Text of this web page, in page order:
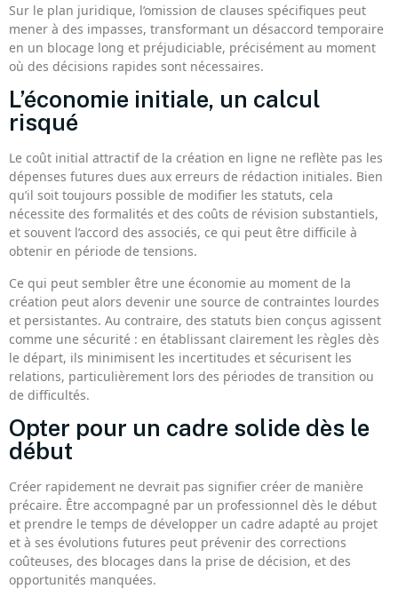
Sur le plan juridique, l’omission de clauses spécifiques peut
mener à des impasses, transformant un désaccord temporaire
en un blocage long et préjudiciable, précisément au moment
où des décisions rapides sont nécessaires.
L’économie initiale, un calcul
risqué
Le coût initial attractif de la création en ligne ne reflète pas les
dépenses futures dues aux erreurs de rédaction initiales. Bien
qu’il soit toujours possible de modifier les statuts, cela
nécessite des formalités et des coûts de révision substantiels,
et souvent l’accord des associés, ce qui peut être difficile à
obtenir en période de tensions.
Ce qui peut sembler être une économie au moment de la
création peut alors devenir une source de contraintes lourdes
et persistantes. Au contraire, des statuts bien conçus agissent
comme une sécurité : en établissant clairement les règles dès
le départ, ils minimisent les incertitudes et sécurisent les
relations, particulièrement lors des périodes de transition ou
de difficultés.
Opter pour un cadre solide dès le
début
Créer rapidement ne devrait pas signifier créer de manière
précaire. Être accompagné par un professionnel dès le début
et prendre le temps de développer un cadre adapté au projet
et à ses évolutions futures peut prévenir des corrections
coûteuses, des blocages dans la prise de décision, et des
opportunités manquées.